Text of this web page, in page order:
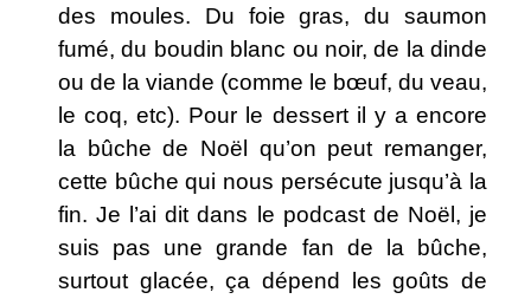
des moules. Du foie gras, du saumon
fumé, du boudin blanc ou noir, de la dinde
ou de la viande (comme le bœuf, du veau,
le coq, etc). Pour le dessert il y a encore
la bûche de Noël qu’on peut remanger,
cette bûche qui nous persécute jusqu’à la
fin. Je l’ai dit dans le podcast de Noël, je
suis pas une grande fan de la bûche,
surtout glacée, ça dépend les goûts de